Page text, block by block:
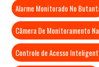
Alarme Monitorado No
Câmera De Monitoramento
Controle de Acesso